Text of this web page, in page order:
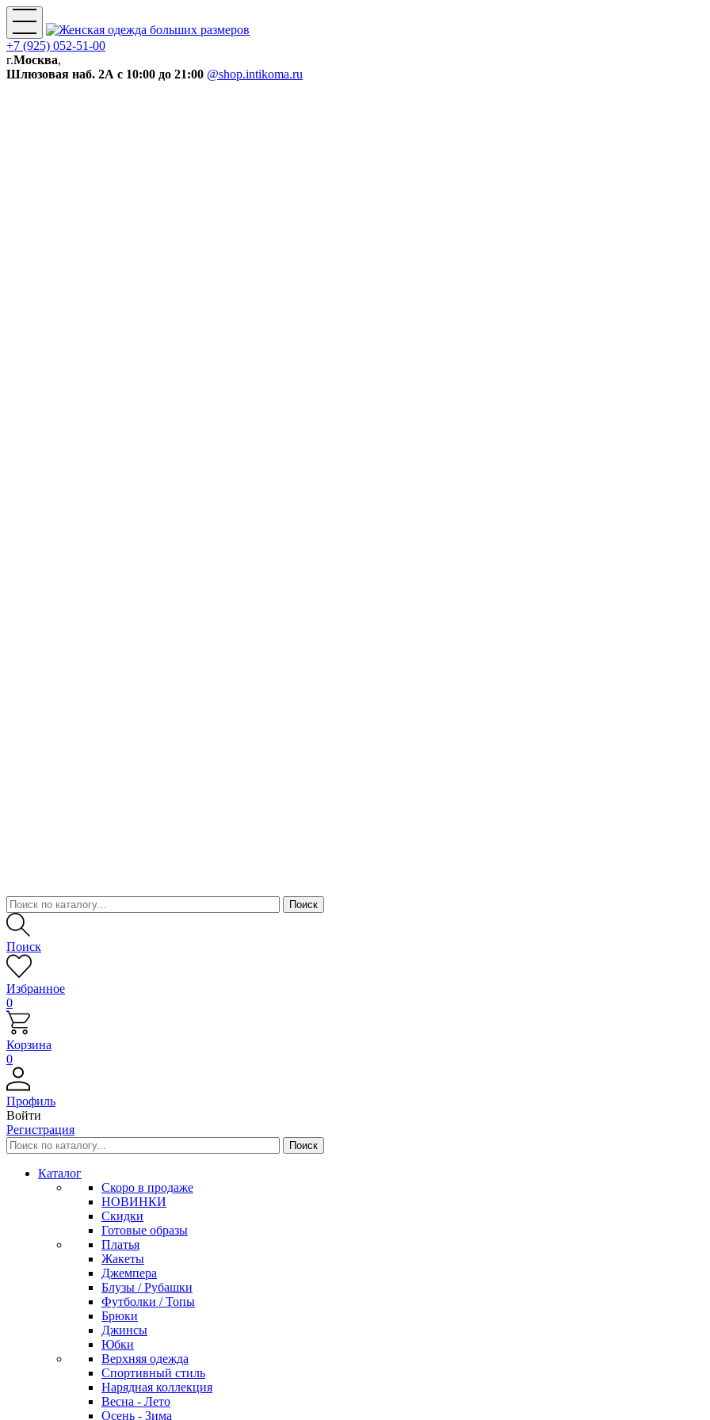
+7 (925) 052-51-00
г.Москва,
Шлюзовая наб. 2А с 10:00 до 21:00 @shop.intikoma.ru
Поиск
Избранное
0
Корзина
0
Профиль
Войти
Регистрация
Каталог
Скоро в продаже
НОВИНКИ
Скидки
Готовые образы
Платья
Жакеты
Джемпера
Блузы / Рубашки
Футболки / Топы
Брюки
Джинсы
Юбки
Верхняя одежда
Спортивный стиль
Нарядная коллекция
Весна - Лето
Осень - Зима